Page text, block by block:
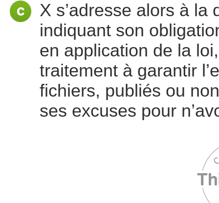
X s’adresse alors à la
indiquant son
en application de la
traitement à garantir
fichiers, publiés ou
ses excuses pour